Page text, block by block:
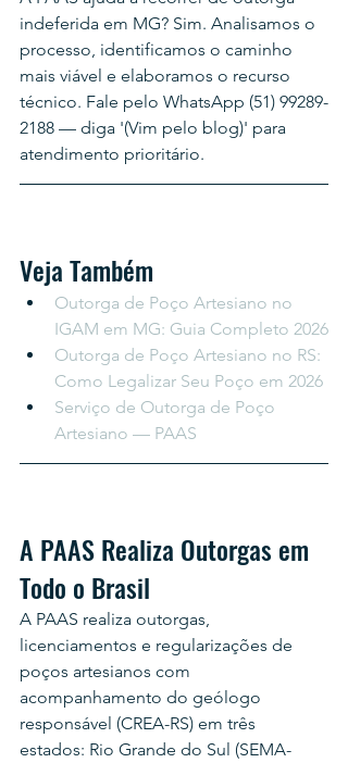
indeferida em MG? Sim. Analisamos o
processo, identificamos o caminho
mais viável e elaboramos o recurso
técnico. Fale pelo WhatsApp (51) 99289-
2188 — diga '(Vim pelo blog)' para
atendimento prioritário.
Veja Também
Outorga de Poço Artesiano no
IGAM em MG: Guia Completo 2026
Outorga de Poço Artesiano no RS:
Como Legalizar Seu Poço em 2026
Serviço de Outorga de Poço
Artesiano — PAAS
A PAAS Realiza Outorgas em
Todo o Brasil
A PAAS realiza outorgas,
licenciamentos e regularizações de
poços artesianos com
acompanhamento do geólogo
responsável (CREA-RS) em três
estados: Rio Grande do Sul (SEMA-